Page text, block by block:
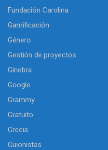
Fundación Carolina
Gamificación
Género
Gestión de proyectos
Ginebra
Google
Grammy
Gratuito
Grecia
Guionistas